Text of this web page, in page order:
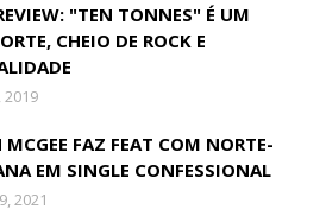
"TEN TONNES" É UM
CHEIO DE ROCK E
2019
MCGEE FAZ FEAT COM NORTE-
EM SINGLE CONFESSIONAL
2021